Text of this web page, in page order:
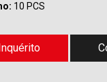
10 PCS